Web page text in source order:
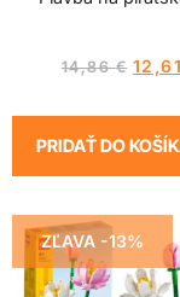
14,86€ 12,61
PRIDAŤ DO
ZĽAVA -13%